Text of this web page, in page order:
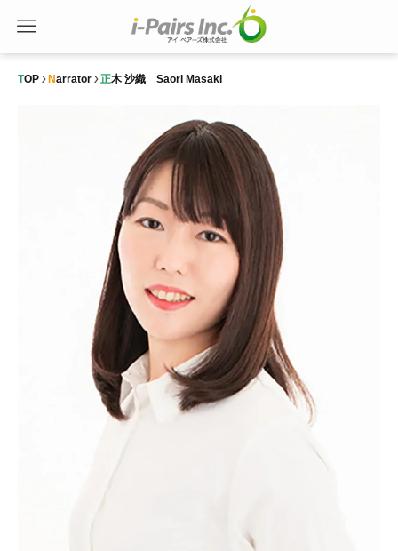
TOP Narrator 正木 沙織 Saori Masaki